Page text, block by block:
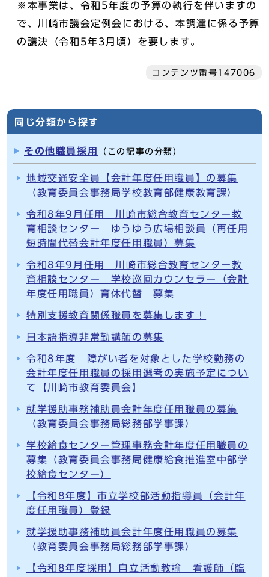
※本事業は、令和5年度の予算の執行を伴いますの
で、川崎市議会定例会における、本調達に係る予算
の議決（令和5年3月頃）を要します。
コンテンツ番号147006
同じ分類から探す
その他職員採用 （この記事の分類）
地域交通安全員【会計年度任用職員】の募集
（教育委員会事務局学校教育部健康教育課）
令和8年9月任用 川崎市総合教育センター教
育相談センター ゆうゆう広場相談員（再任用
短時間代替会計年度任用職員）募集
令和8年9月任用 川崎市総合教育センター教
育相談センター 学校巡回カウンセラー（会計
年度任用職員）育休代替 募集
特別支援教育関係職員を募集します！
日本語指導非常勤講師の募集
令和8年度 障がい者を対象とした学校勤務の
会計年度任用職員の採用選考の実施予定につい
て【川崎市教育委員会】
就学援助事務補助員会計年度任用職員の募集
（教育委員会事務局総務部学事課）
学校給食センター管理事務会計年度任用職員の
募集（教育委員会事務局健康給食推進室中部学
校給食センター）
【令和8年度】市立学校部活動指導員（会計年
度任用職員）登録
就学援助事務補助員会計年度任用職員の募集
（教育委員会事務局総務部学事課）
【令和8年度採用】自立活動教諭 看護師（臨